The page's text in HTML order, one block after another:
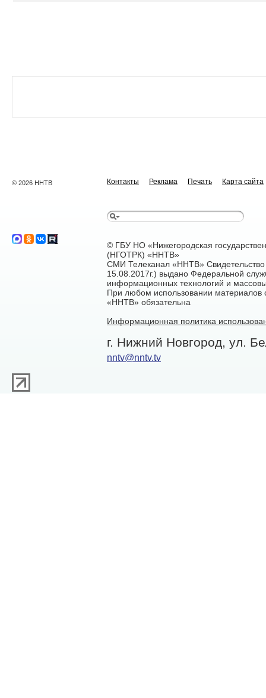
© 2026 ННТВ Контакты Реклама Печать Карта сайта
© ГБУ НО «Нижегородская
(НГОТРК) «ННТВ»
СМИ Телеканал «ННТВ»
15.08.2017г.) выдано Федеральной
информационных технологий и
При любом использовании материалов
«ННТВ» обязательна
Информационная политика
г. Нижний Новгород, ул.
nntv@nntv.tv